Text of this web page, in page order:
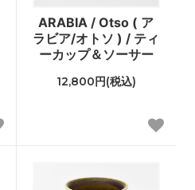
ARABIA / Otso ( ア
ラビア/オトソ ) / ティ
ーカップ＆ソーサー
12,800円(税込)